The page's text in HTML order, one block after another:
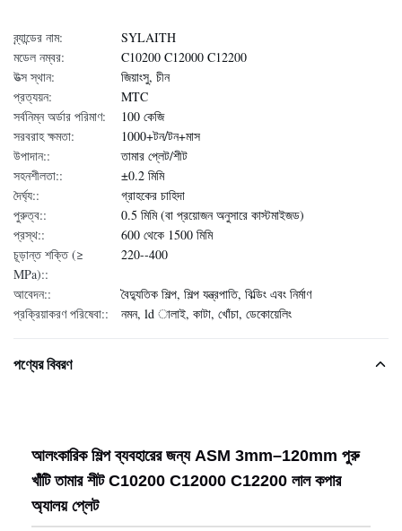
ব্র্যান্ডের নাম:
SYLAITH
মডেল নম্বর:
C10200 C12000 C12200
উত্স স্থান:
জিয়াংসু, চীন
প্রত্যয়ন:
MTC
সর্বনিম্ন অর্ডার পরিমাণ:
100 কেজি
সরবরাহ ক্ষমতা:
1000+টন/টন+মাস
উপাদান::
তামার প্লেট/শীট
সহনশীলতা::
±0.2 মিমি
দৈর্ঘ্য::
গ্রাহকের চাহিদা
পুরুত্ব::
0.5 মিমি (বা প্রয়োজন অনুসারে কাস্টমাইজড)
প্রস্থ::
600 থেকে 1500 মিমি
চূড়ান্ত শক্তি (≥
MPa)::
220--400
আবেদন::
বৈদ্যুতিক শিল্প, শিল্প যন্ত্রপাতি, বিল্ডিং এবং নির্মাণ
প্রক্রিয়াকরণ পরিষেবা::
নমন, ld ালাই, কাটা, খোঁচা, ডেকোয়েলিং
পণ্যের বিবরণ
আলংকারিক শিল্প ব্যবহারের জন্য ASM 3mm–120mm পুরু
খাঁটি তামার শীট C10200 C12000 C12200 লাল কপার
অ্যালয় প্লেট